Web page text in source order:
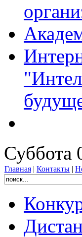
Суббота
Главная | Контакты |